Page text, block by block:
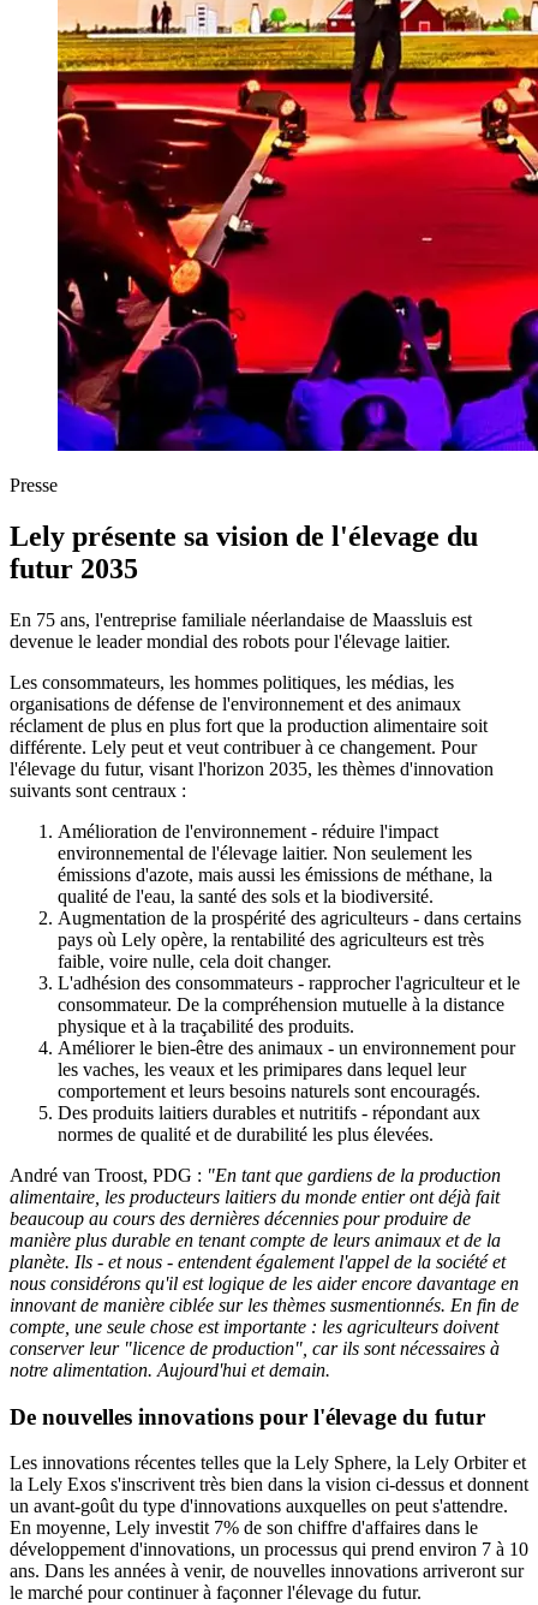
Presse
Lely présente sa vision de l'élevage du
futur 2035
En 75 ans, l'entreprise familiale néerlandaise de Maassluis est
devenue le leader mondial des robots pour l'élevage laitier.
Les consommateurs, les hommes politiques, les médias, les
organisations de défense de l'environnement et des animaux
réclament de plus en plus fort que la production alimentaire soit
différente. Lely peut et veut contribuer à ce changement. Pour
l'élevage du futur, visant l'horizon 2035, les thèmes d'innovation
suivants sont centraux :
Amélioration de l'environnement - réduire l'impact
environnemental de l'élevage laitier. Non seulement les
émissions d'azote, mais aussi les émissions de méthane, la
qualité de l'eau, la santé des sols et la biodiversité.
Augmentation de la prospérité des agriculteurs - dans certains
pays où Lely opère, la rentabilité des agriculteurs est très
faible, voire nulle, cela doit changer.
L'adhésion des consommateurs - rapprocher l'agriculteur et le
consommateur. De la compréhension mutuelle à la distance
physique et à la traçabilité des produits.
Améliorer le bien-être des animaux - un environnement pour
les vaches, les veaux et les primipares dans lequel leur
comportement et leurs besoins naturels sont encouragés.
Des produits laitiers durables et nutritifs - répondant aux
normes de qualité et de durabilité les plus élevées.
André van Troost, PDG : "En tant que gardiens de la production
alimentaire, les producteurs laitiers du monde entier ont déjà fait
beaucoup au cours des dernières décennies pour produire de
manière plus durable en tenant compte de leurs animaux et de la
planète. Ils - et nous - entendent également l'appel de la société et
nous considérons qu'il est logique de les aider encore davantage en
innovant de manière ciblée sur les thèmes susmentionnés. En fin de
compte, une seule chose est importante : les agriculteurs doivent
conserver leur "licence de production", car ils sont nécessaires à
notre alimentation. Aujourd'hui et demain.
De nouvelles innovations pour l'élevage du futur
Les innovations récentes telles que la Lely Sphere, la Lely Orbiter et
la Lely Exos s'inscrivent très bien dans la vision ci-dessus et donnent
un avant-goût du type d'innovations auxquelles on peut s'attendre.
En moyenne, Lely investit 7% de son chiffre d'affaires dans le
développement d'innovations, un processus qui prend environ 7 à 10
ans. Dans les années à venir, de nouvelles innovations arriveront sur
le marché pour continuer à façonner l'élevage du futur.